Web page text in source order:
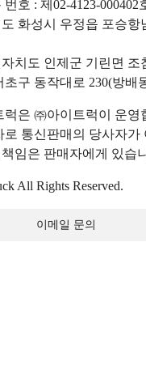
호 : 제02-4123-000402
화성시 우정읍 포승항
치도 인제군 기린면 조
구 동작대로 230(방배
은 ㈜아이트럭이 운영
통신판매의 당사자가
임은 판매자에게 있습
All Rights Reserved.
이메일 문의